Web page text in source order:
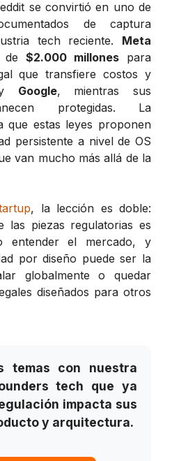
se convirtió en uno de
de captura
tech reciente. Meta
de $2.000 millonespara
que transfiere costos y
Google, mientras sus
protegidas. La
que estas leyes proponen
persistente a nivel de OS
van mucho más allá de la
, la lección es doble:
las piezas regulatorias es
entender el mercado, y
por diseño puede ser la
globalmente o quedar
diseñados para otros
temas con nuestra
tech que ya
impacta sus
y arquitectura.